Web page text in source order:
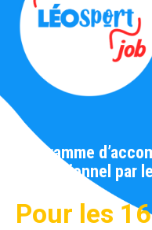
Programme
professionnel par
Pour les